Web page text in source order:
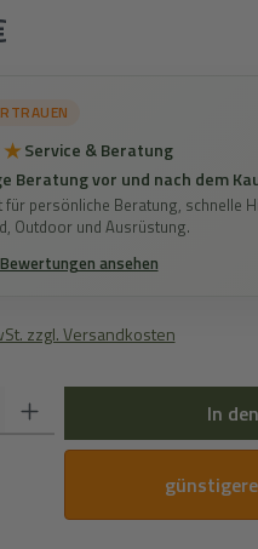
Service & Beratung
Beratung vor und nach dem
für persönliche Beratung, schnelle
Outdoor und Ausrüstung.
ansehen
zzgl. Versandkosten
Gib den gewünschten Wert ein
In